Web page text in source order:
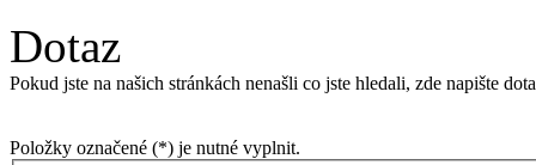
Dotaz
Pokud jste na našich stránkách nenašli co jste hledali, zde napište
Položky označené (*) je nutné vyplnit.